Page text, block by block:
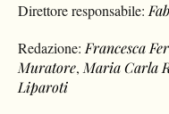
Direttore responsabile:
Redazione: Francesca
Muratore, Maria Carla
Liparoti